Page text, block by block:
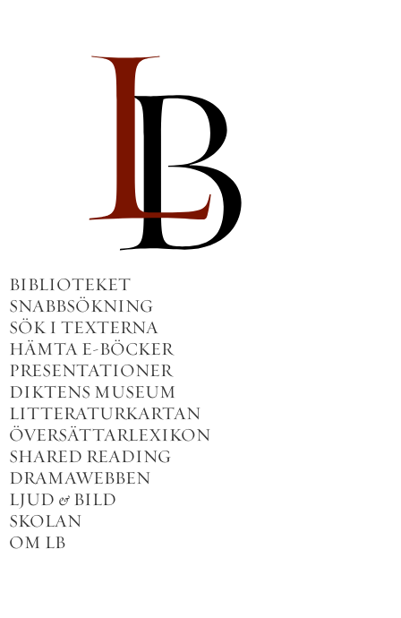
BIBLIOTEKET
SNABBSÖKNING
SÖK I TEXTERNA
HÄMTA E-BÖCKER
PRESENTATIONER
DIKTENS MUSEUM
LITTERATURKARTAN
ÖVERSÄTTARLEXIKON
SHARED READING
DRAMAWEBBEN
LJUD & BILD
SKOLAN
OM LB